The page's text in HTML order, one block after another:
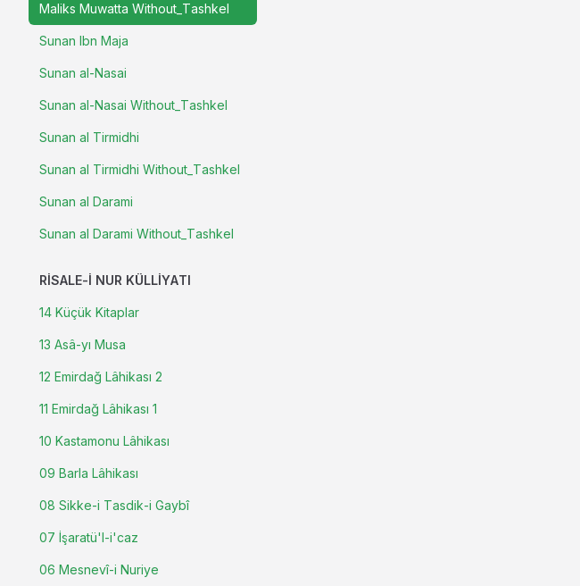
Maliks Muwatta Without_Tashkel
Sunan Ibn Maja
Sunan al-Nasai
Sunan al-Nasai Without_Tashkel
Sunan al Tirmidhi
Sunan al Tirmidhi Without_Tashkel
Sunan al Darami
Sunan al Darami Without_Tashkel
RISALE-I NUR KÜLLIYATI
14 Küçük Kitaplar
13 Asâ-yı Musa
12 Emirdağ Lâhikası 2
11 Emirdağ Lâhikası 1
10 Kastamonu Lâhikası
09 Barla Lâhikası
08 Sikke-i Tasdik-i Gaybî
07 İşaratü'l-i'caz
06 Mesnevî-i Nuriye